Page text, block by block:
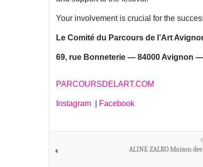
Your involvement is crucial for the
Le Comité du Parcours de l’Art
69, rue Bonneterie — 84000 Avignon —
PARCOURSDELART.COM
Instagram Facebook
ALINE ZALKO Maison